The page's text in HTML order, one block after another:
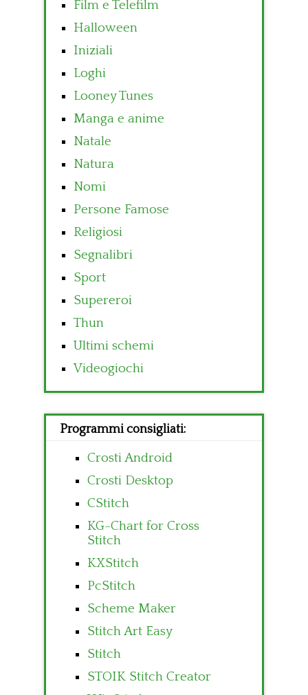
Film e Telefilm
Halloween
Iniziali
Loghi
Looney Tunes
Manga e anime
Natale
Natura
Nomi
Persone Famose
Religiosi
Segnalibri
Sport
Supereroi
Thun
Ultimi schemi
Videogiochi
Programmi consigliati:
Crosti Android
Crosti Desktop
CStitch
KG-Chart for Cross
Stitch
KXStitch
PcStitch
Scheme Maker
Stitch Art Easy
Stitch
STOIK Stitch Creator